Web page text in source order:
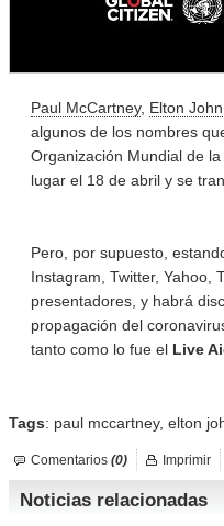
Paul McCartney, Elton John
algunos de los nombres
Organización Mundial de
lugar el 18 de abril y se
Pero, por supuesto,
Instagram, Twitter, Yahoo,
presentadores, y habrá
propagación del
tanto como lo fue el Live
Tags: paul mccartney, elton
Comentarios (0) Imprimir
Noticias relacionadas